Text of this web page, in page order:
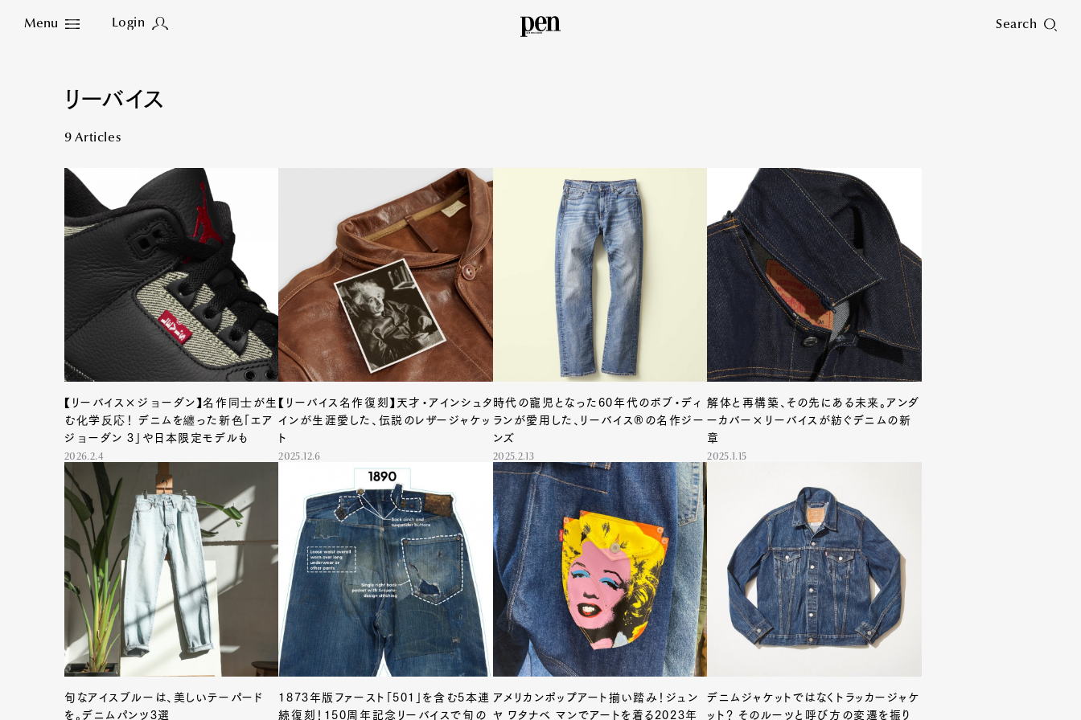
Menu Login Search
Close
リーバイス
9 Articles
【リーバイス×ジョーダン】名作同士が生
む化学反応！ デニムを纏った新色「エア
ジョーダン 3」や日本限定モデルも
2026.2.4
【リーバイス名作復刻】天才・アインシュタ
インが生涯愛した、伝説のレザージャケッ
ト
2025.12.6
時代の寵児となった60年代のボブ・ディ
ランが愛用した、リーバイス®の名作ジー
ンズ
2025.2.13
解体と再構築、その先にある未来。アンダ
ーカバー×リーバイスが紡ぐデニムの新
章
2025.1.15
旬なアイスブルーは、美しいテーパード
を。デニムパンツ3選
1873年版ファースト「501」を含む5本連
続復刻！150周年記念リーバイスで旬の
アメリカンポップアート揃い踏み！ジュン
ヤ ワタナベ マンでアートを着る2023年
デニムジャケットではなくトラッカージャケ
ット？ そのルーツと呼び方の変遷を振り